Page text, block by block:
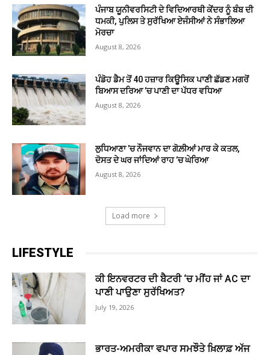
ਪੰਜਾਬ ਯੂਨੀਵਰਸਿਟੀ ਦੇ ਵਿਦਿਆਰਥੀ ਕੇਂਦਰ ਨੂੰ ਬੰਬ ਦੀ
ਧਮਕੀ, ਪੁਲਿਸ ਤੇ ਸੁਰੱਖਿਆ ਏਜੰਸੀਆਂ ਨੇ ਸੰਭਾਲਿਆ
ਮੋਰਚਾ
August 8, 2026
ਪੰਡੋਹ ਡੈਮ ਤੋਂ 40 ਹਜ਼ਾਰ ਕਿਊਸਿਕ ਪਾਣੀ ਛੱਡਣ ਮਗਰੋਂ
ਬਿਆਸ ਦਰਿਆ ’ਚ ਪਾਣੀ ਦਾ ਪੱਧਰ ਵਧਿਆ
August 8, 2026
ਲੁਧਿਆਣਾ ’ਚ ਨੌਜਵਾਨ ਦਾ ਗੋਲ਼ੀਆਂ ਮਾਰ ਕੇ ਕਤਲ,
ਦੋਸਤ ਦੇ ਘਰ ਜਾਂਦਿਆਂ ਰਾਹ ’ਚ ਘੇਰਿਆ
August 8, 2026
Load more
LIFESTYLE
ਕੀ ਇਨਵਰਟਰ ਦੀ ਬੈਟਰੀ ‘ਚ ਮੀਂਹ ਜਾਂ AC ਦਾ
ਪਾਣੀ ਪਾਉਣਾ ਸੁਰੱਖਿਅਤ?
July 19, 2026
ਭਾਰਤ-ਅਮਰੀਕਾ ਵਪਾਰ ਸਮਝੌਤੇ ਖ਼ਿਲਾਫ਼ ਅੱਜ